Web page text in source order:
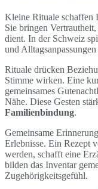
Kleine Rituale schaffen
Sie bringen
dient. In der Schweiz
und
Rituale drücken
Stimme wirken. Eine
gemeinsames
Nähe. Diese Gesten
Familienbindung.
Gemeinsame
Erlebnisse. Ein Rezept
werden, schafft eine
bilden das Inventar
Zugehörigkeitsgefühl.